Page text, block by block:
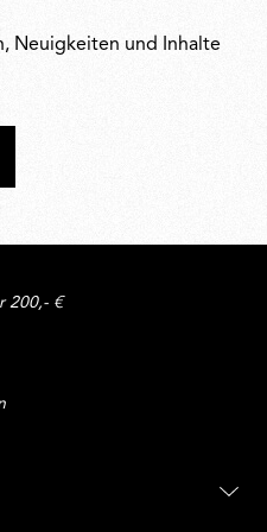
Neuigkeiten und Inhalte
200,- €